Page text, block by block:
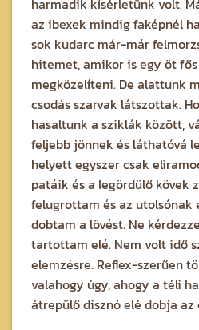
az ibexek mindig faképnél
sok kudarc már-már
hitemet, amikor is egy öt
megközelíteni. De alattunk
csodás szarvak látszottak.
hasaltunk a sziklák között,
feljebb jönnek és láthatóvá
helyett egyszer csak
patáik és a legördülő kövek
felugrottam és az utolsónak
dobtam a lövést. Ne
tartottam elé. Nem volt idő
elemzésre. Reflex-szerűen
valahogy úgy, ahogy a téli
átrepülő disznó elé dobja az